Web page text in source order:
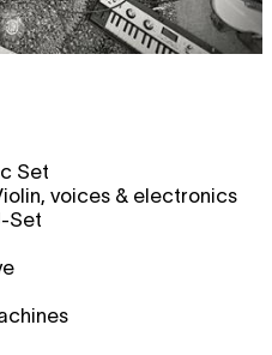
Set
voices & electronics
Set